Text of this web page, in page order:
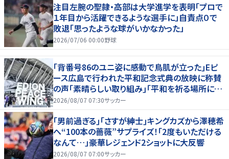
注目左腕の聖隷・高部は大学進学を表明「プロで
１年目から活躍できるような選手に」自責点０で
敗退「思ったような球がいかなかった」
2026/07/06 00:00野球
｢背番号86のユニ姿に感動で鳥肌が立った｣Eピ
ース広島で行われた平和記念式典の放映に称賛
の声｢素晴らしい取り組み｣｢平和を祈る場所に相
応しい｣
2026/08/07 07:30サッカー
｢男前過ぎる｣｢さすが紳士｣キングカズから澤穂希
へ“100本の薔薇”サプライズ！｢2度もいただける
なんて…｣豪華レジェンド2ショットに大反響
2026/08/07 07:00サッカー